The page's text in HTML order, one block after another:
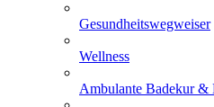
Gesundheitswegweiser
Wellness
Ambulante Badekur &